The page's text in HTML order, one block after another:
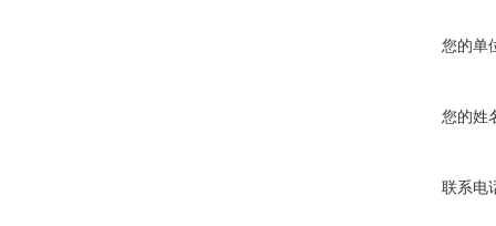
您的单
您的姓
联系电